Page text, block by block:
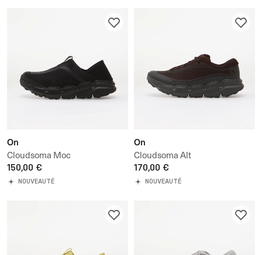
On
Cloudsoma Moc
150,00 €
NOUVEAUTÉ
On
Cloudsoma Alt
170,00 €
NOUVEAUTÉ